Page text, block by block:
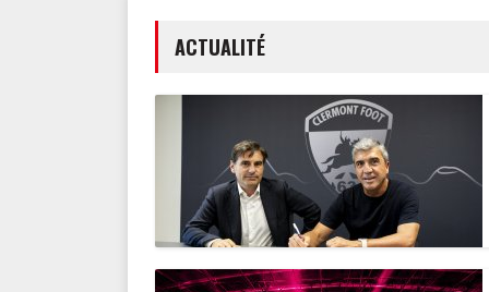
ACTUALITÉ